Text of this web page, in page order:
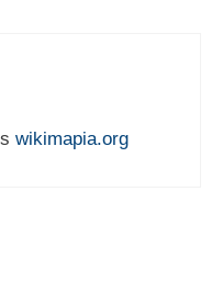
wikimapia.org